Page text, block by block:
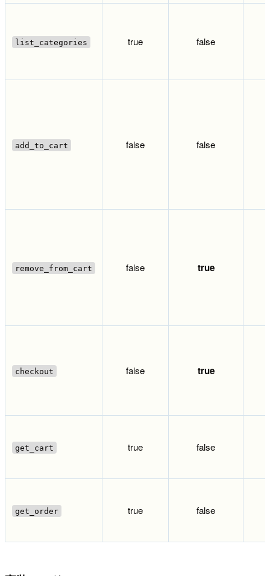
list_categories true false
add_to_cart false false
remove_from_cart false true
checkout false true
get_cart true false
get_order true false